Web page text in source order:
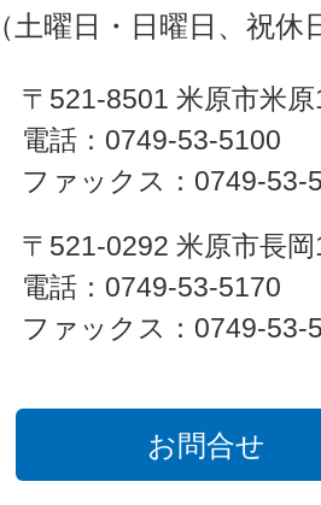
（土曜日・日曜日、祝
〒521-8501 米原市米
電話：0749-53-5100
ファックス：0749-53-
〒521-0292 米原市長
電話：0749-53-5170
ファックス：0749-53-
お問合せ